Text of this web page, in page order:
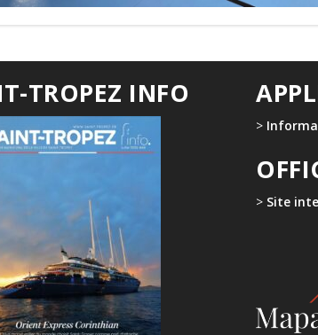
TROPEZ INFO
>
> Site